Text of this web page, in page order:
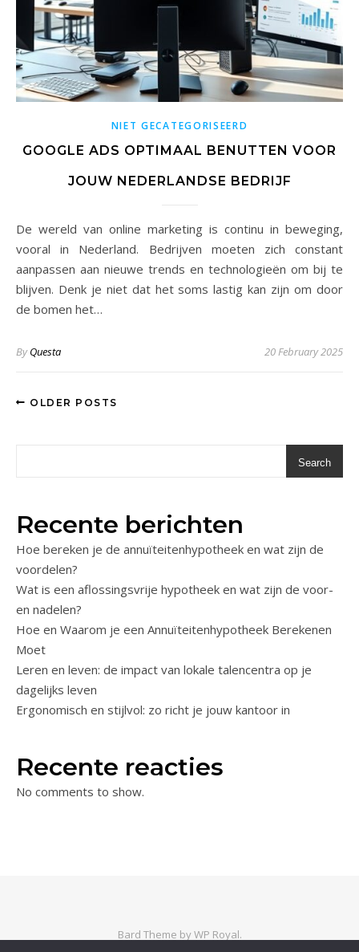
NIET GECATEGORISEERD
GOOGLE ADS OPTIMAAL BENUTTEN VOOR
JOUW NEDERLANDSE BEDRIJF
De wereld van online marketing is continu in beweging,
vooral in Nederland. Bedrijven moeten zich constant
aanpassen aan nieuwe trends en technologieën om bij te
blijven. Denk je niet dat het soms lastig kan zijn om door
de bomen het…
ByQuesta 20 February 2025
OLDER POSTS
Search
Recente berichten
Hoe bereken je de annuïteitenhypotheek en wat zijn de
voordelen?
Wat is een aflossingsvrije hypotheek en wat zijn de voor-
en nadelen?
Hoe en Waarom je een Annuïteitenhypotheek Berekenen
Moet
Leren en leven: de impact van lokale talencentra op je
dagelijks leven
Ergonomisch en stijlvol: zo richt je jouw kantoor in
Recente reacties
No comments to show.
Bard Theme byWP Royal.